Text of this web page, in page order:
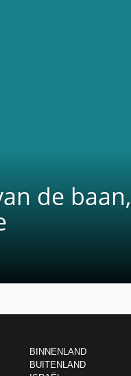
de baan,
BINNENLAND
BUITENLAND